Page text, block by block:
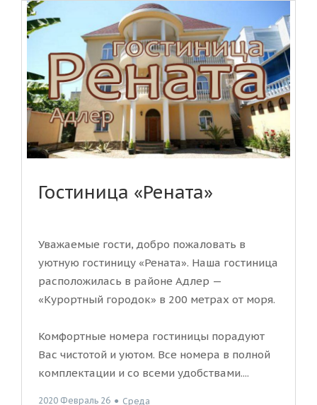
Гостиница «Рената»
Уважаемые гости, добро пожаловать в
уютную гостиницу «Рената». Наша гостиница
расположилась в районе Адлер —
«Курортный городок» в 200 метрах от моря.
Комфортные номера гостиницы порадуют
Вас чистотой и уютом. Все номера в полной
комплектации и со всеми удобствами....
2020 Февраль 26 ● Среда